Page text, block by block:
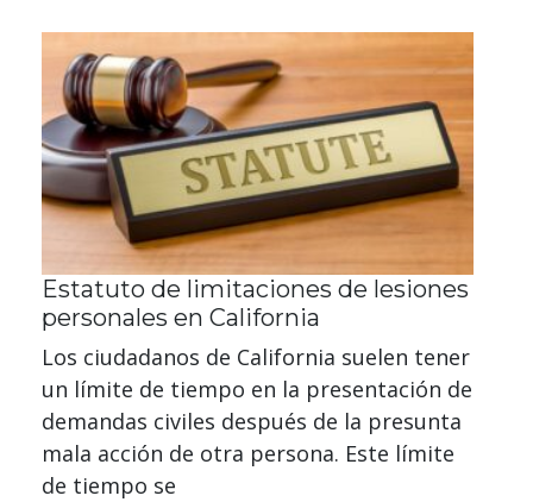
Estatuto de limitaciones de lesiones
personales en California
Los ciudadanos de California suelen tener
un límite de tiempo en la presentación de
demandas civiles después de la presunta
mala acción de otra persona. Este límite
de tiempo se